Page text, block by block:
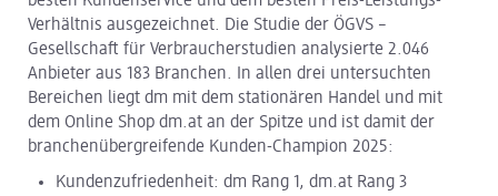
Verhältnis ausgezeichnet. Die Studie der ÖGVS –
Gesellschaft für Verbraucherstudien analysierte 2.046
Anbieter aus 183 Branchen. In allen drei untersuchten
Bereichen liegt dm mit dem stationären Handel und mit
dem Online Shop dm.at an der Spitze und ist damit der
branchenübergreifende Kunden-Champion 2025:
Kundenzufriedenheit: dm Rang 1, dm.at Rang 3